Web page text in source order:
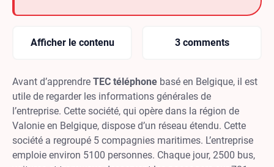
Afficher le contenu 3 comments
Avant d’apprendre TEC téléphone basé en Belgique, il est
utile de regarder les informations générales de
l’entreprise. Cette société, qui opère dans la région de
Valonie en Belgique, dispose d’un réseau étendu. Cette
société a regroupé 5 compagnies maritimes. L’entreprise
emploie environ 5100 personnes. Chaque jour, 2500 bus,